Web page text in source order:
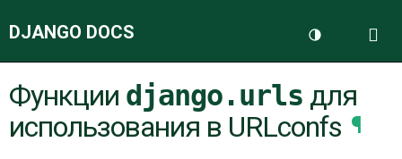
DJANGO DOCS
ДОКУМЕНТАЦИЯ
Функции django.urls для
использования в URLconfs ¶